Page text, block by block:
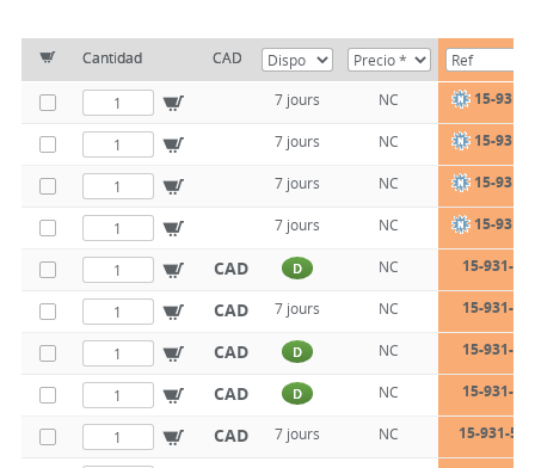
Cantidad CAD
7 jours NC 15-931-
7 jours NC 15-931-
7 jours NC 15-931-
7 jours NC 15-931-
CAD D NC 15-931-
CAD 7 jours NC 15-931-
CAD D NC 15-931-
CAD D NC 15-931-
CAD 7 jours NC 15-931-